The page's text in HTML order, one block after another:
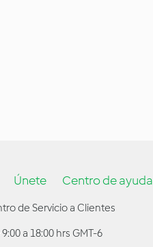
Únete Centro de ayuda
de Servicio a Clientes
a 18:00 hrs GMT-6